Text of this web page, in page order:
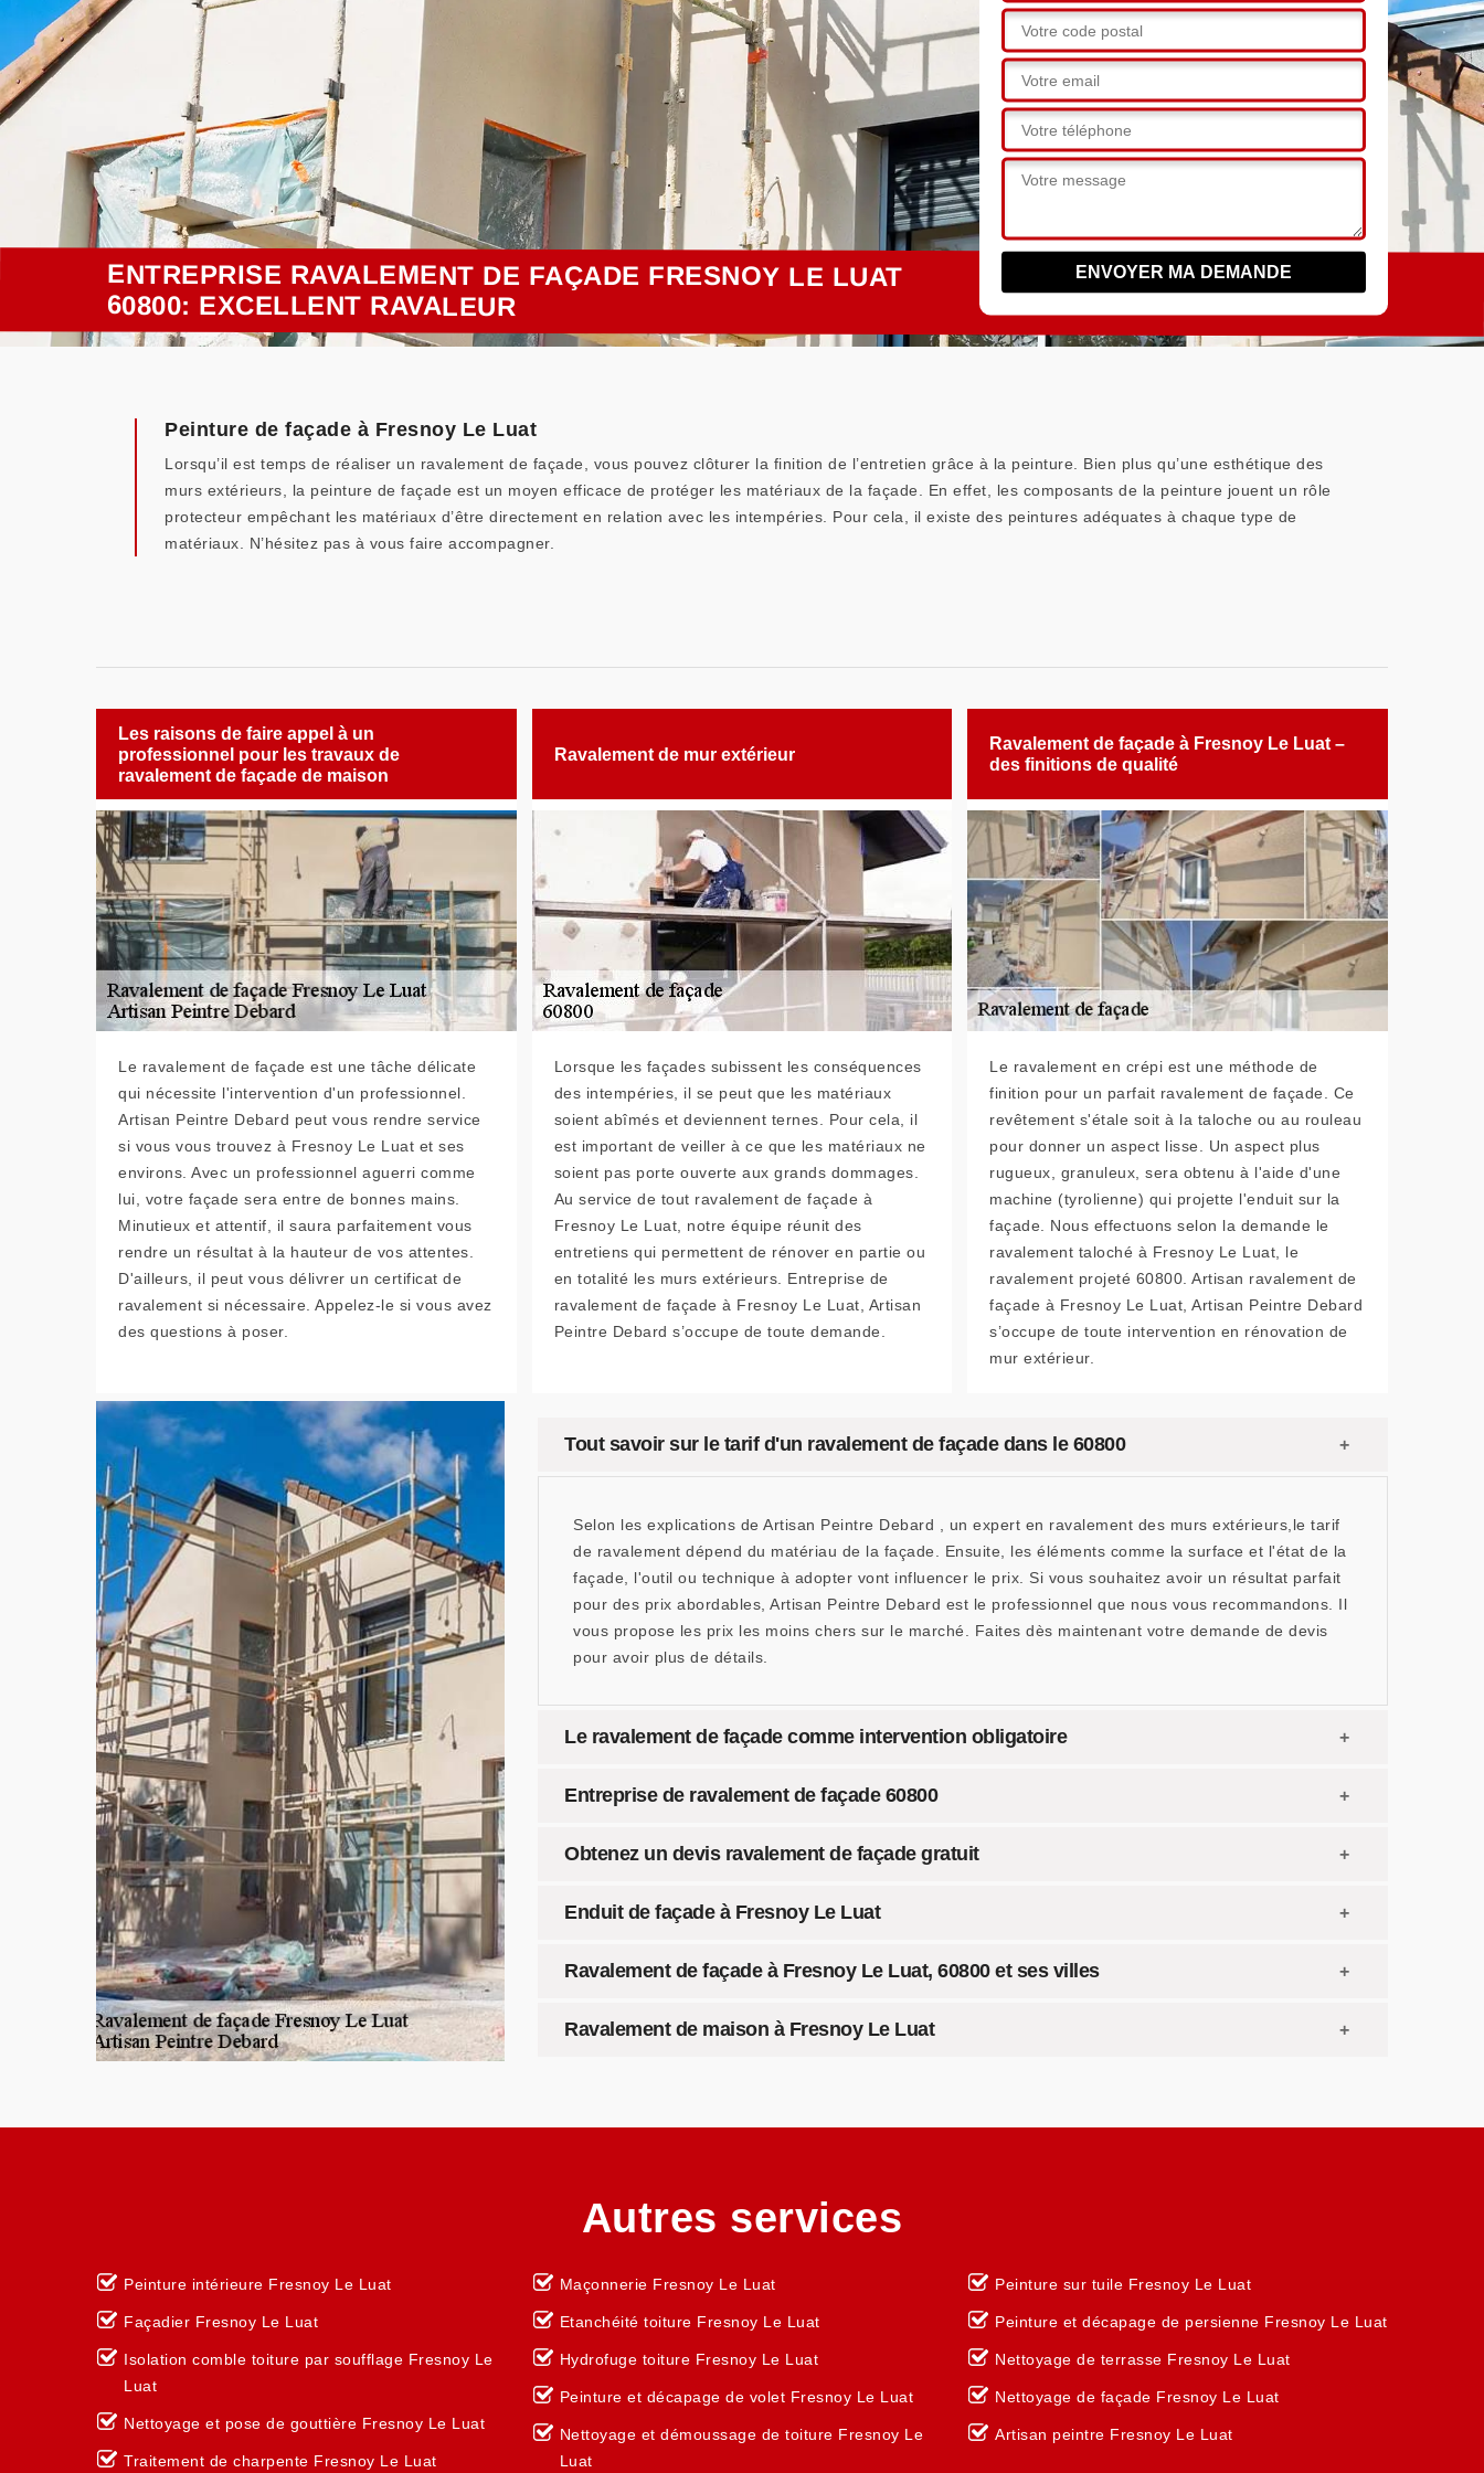
ENTREPRISE RAVALEMENT DE FAÇADE FRESNOY LE LUAT
60800: EXCELLENT RAVALEUR
Peinture de façade à Fresnoy Le Luat
Lorsqu’il est temps de réaliser un ravalement de façade, vous pouvez clôturer la finition de l’entretien grâce à la peinture. Bien plus qu’une esthétique des
murs extérieurs, la peinture de façade est un moyen efficace de protéger les matériaux de la façade. En effet, les composants de la peinture jouent un rôle
protecteur empêchant les matériaux d’être directement en relation avec les intempéries. Pour cela, il existe des peintures adéquates à chaque type de
matériaux. N’hésitez pas à vous faire accompagner.
Les raisons de faire appel à un
professionnel pour les travaux de
ravalement de façade de maison
Le ravalement de façade est une tâche délicate
qui nécessite l'intervention d'un professionnel.
Artisan Peintre Debard peut vous rendre service
si vous vous trouvez à Fresnoy Le Luat et ses
environs. Avec un professionnel aguerri comme
lui, votre façade sera entre de bonnes mains.
Minutieux et attentif, il saura parfaitement vous
rendre un résultat à la hauteur de vos attentes.
D'ailleurs, il peut vous délivrer un certificat de
ravalement si nécessaire. Appelez-le si vous avez
des questions à poser.
Ravalement de mur extérieur
Lorsque les façades subissent les conséquences
des intempéries, il se peut que les matériaux
soient abîmés et deviennent ternes. Pour cela, il
est important de veiller à ce que les matériaux ne
soient pas porte ouverte aux grands dommages.
Au service de tout ravalement de façade à
Fresnoy Le Luat, notre équipe réunit des
entretiens qui permettent de rénover en partie ou
en totalité les murs extérieurs. Entreprise de
ravalement de façade à Fresnoy Le Luat, Artisan
Peintre Debard s’occupe de toute demande.
Ravalement de façade à Fresnoy Le Luat –
des finitions de qualité
Le ravalement en crépi est une méthode de
finition pour un parfait ravalement de façade. Ce
revêtement s'étale soit à la taloche ou au rouleau
pour donner un aspect lisse. Un aspect plus
rugueux, granuleux, sera obtenu à l'aide d'une
machine (tyrolienne) qui projette l'enduit sur la
façade. Nous effectuons selon la demande le
ravalement taloché à Fresnoy Le Luat, le
ravalement projeté 60800. Artisan ravalement de
façade à Fresnoy Le Luat, Artisan Peintre Debard
s’occupe de toute intervention en rénovation de
mur extérieur.
Tout savoir sur le tarif d'un ravalement de façade dans le 60800
Selon les explications de Artisan Peintre Debard , un expert en ravalement des murs extérieurs,le tarif
de ravalement dépend du matériau de la façade. Ensuite, les éléments comme la surface et l'état de la
façade, l'outil ou technique à adopter vont influencer le prix. Si vous souhaitez avoir un résultat parfait
pour des prix abordables, Artisan Peintre Debard est le professionnel que nous vous recommandons. Il
vous propose les prix les moins chers sur le marché. Faites dès maintenant votre demande de devis
pour avoir plus de détails.
Le ravalement de façade comme intervention obligatoire
Entreprise de ravalement de façade 60800
Obtenez un devis ravalement de façade gratuit
Enduit de façade à Fresnoy Le Luat
Ravalement de façade à Fresnoy Le Luat, 60800 et ses villes
Ravalement de maison à Fresnoy Le Luat
Autres services
Peinture intérieure Fresnoy Le Luat
Façadier Fresnoy Le Luat
Isolation comble toiture par soufflage Fresnoy Le
Luat
Nettoyage et pose de gouttière Fresnoy Le Luat
Traitement de charpente Fresnoy Le Luat
Maçonnerie Fresnoy Le Luat
Etanchéité toiture Fresnoy Le Luat
Hydrofuge toiture Fresnoy Le Luat
Peinture et décapage de volet Fresnoy Le Luat
Nettoyage et démoussage de toiture Fresnoy Le
Luat
Peinture sur tuile Fresnoy Le Luat
Peinture et décapage de persienne Fresnoy Le Luat
Nettoyage de terrasse Fresnoy Le Luat
Nettoyage de façade Fresnoy Le Luat
Artisan peintre Fresnoy Le Luat